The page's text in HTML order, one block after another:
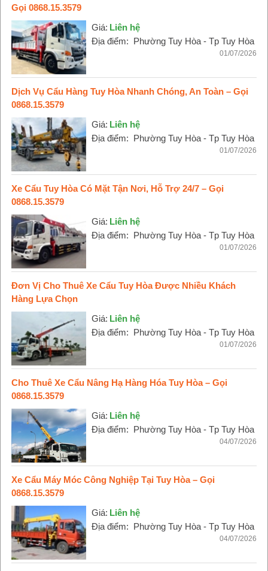
Gọi 0868.15.3579
Giá: Liên hệ
Địa điểm: Phường Tuy Hòa - Tp Tuy Hòa
01/07/2026
Dịch Vụ Cẩu Hàng Tuy Hòa Nhanh Chóng, An Toàn – Gọi
0868.15.3579
Giá: Liên hệ
Địa điểm: Phường Tuy Hòa - Tp Tuy Hòa
01/07/2026
Xe Cẩu Tuy Hòa Có Mặt Tận Nơi, Hỗ Trợ 24/7 – Gọi
0868.15.3579
Giá: Liên hệ
Địa điểm: Phường Tuy Hòa - Tp Tuy Hòa
01/07/2026
Đơn Vị Cho Thuê Xe Cẩu Tuy Hòa Được Nhiều Khách
Hàng Lựa Chọn
Giá: Liên hệ
Địa điểm: Phường Tuy Hòa - Tp Tuy Hòa
01/07/2026
Cho Thuê Xe Cẩu Nâng Hạ Hàng Hóa Tuy Hòa – Gọi
0868.15.3579
Giá: Liên hệ
Địa điểm: Phường Tuy Hòa - Tp Tuy Hòa
04/07/2026
Xe Cẩu Máy Móc Công Nghiệp Tại Tuy Hòa – Gọi
0868.15.3579
Giá: Liên hệ
Địa điểm: Phường Tuy Hòa - Tp Tuy Hòa
04/07/2026